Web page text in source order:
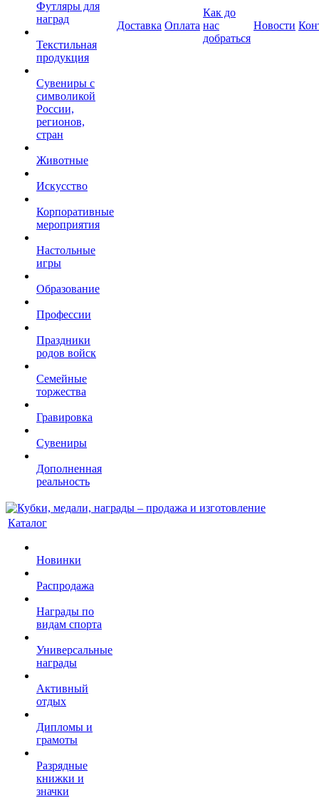
Футляры для
наград
Текстильная
продукция
Сувениры с
символикой
России,
регионов,
стран
Животные
Искусство
Корпоративные
мероприятия
Настольные
игры
Образование
Профессии
Праздники
родов войск
Семейные
торжества
Гравировка
Сувениры
Дополненная
реальность
Доставка Оплата
Как до
нас
добраться
Новости
Каталог
Новинки
Распродажа
Награды по
видам спорта
Универсальные
награды
Активный
отдых
Дипломы и
грамоты
Разрядные
книжки и
значки